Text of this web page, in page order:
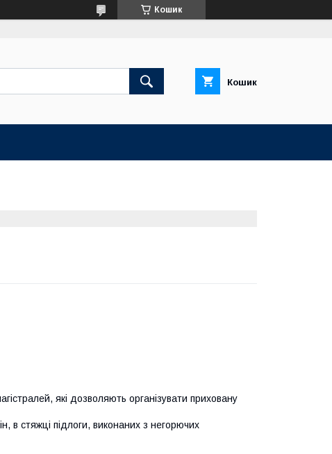
Кошик
Кошик
які дозволяють організувати приховану
в стяжці підлоги, виконаних з негорючих